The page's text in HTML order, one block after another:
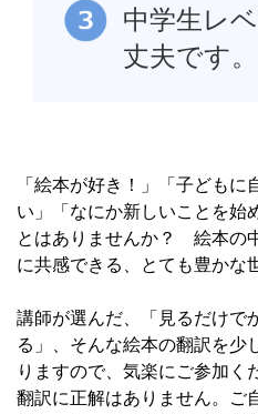
中学生レ
丈夫です。
「絵本が好き！」「子ども
い」「なにか新しいことを始
とはありませんか？ 絵本の
に共感できる、とても豊かな
講師が選んだ、「見るだけで
る」、そんな絵本の翻訳を少
りますので、気楽にご参加く
翻訳に正解はありません。ご